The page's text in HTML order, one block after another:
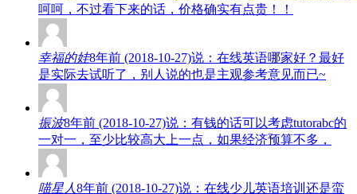
呵呵，不过看下来的话，价格确实有点贵！！
幸福的娃8年前 (2018-10-27)说：在线英语哪家好？最好
是实际去试听了，别人说的也是主观参考意见而已~
振波8年前 (2018-10-27)说：有钱的话可以考虑tutorabc的
一对一，至少比较高大上一点，如果经济预算不多，
喵星人8年前 (2018-10-27)说：在线少儿英语培训还是蛮